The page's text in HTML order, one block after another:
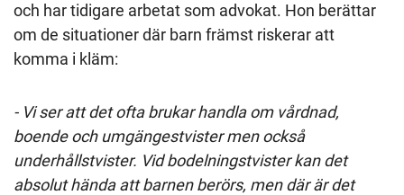
och har tidigare arbetat som advokat. Hon berättar
om de situationer där barn främst riskerar att
komma i kläm:
- Vi ser att det ofta brukar handla om vårdnad,
boende och umgängestvister men också
underhållstvister. Vid bodelningstvister kan det
absolut hända att barnen berörs, men där är det